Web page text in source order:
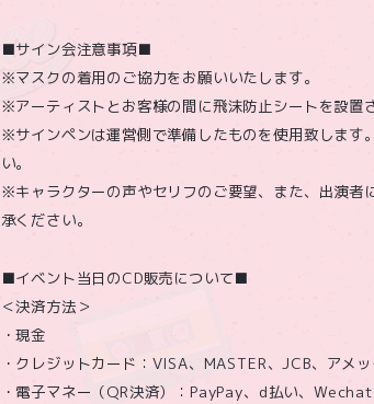
■サイン会注意事項■
※マスクの着用のご協力をお願いいたします。
※アーティストとお客様の間に飛沫防止シートを設置
※サインペンは運営側で準備したものを使用致します
い。
※キャラクターの声やセリフのご要望、また、出演者
承ください。
■イベント当日のCD販売について■
＜決済方法＞
・現金
・クレジットカード：VISA、MASTER、JCB、アメ
・電子マネー（QR決済）：PayPay、d払い、